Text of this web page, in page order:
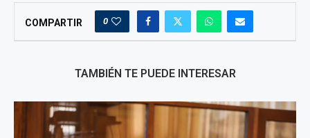
COMPARTIR 0
TAMBIÉN TE PUEDE INTERESAR